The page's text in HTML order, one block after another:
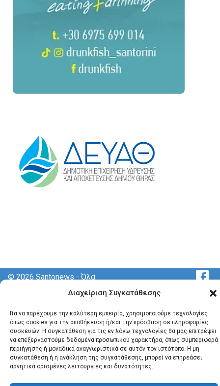
Διαχείριση Συγκατάθεσης
Για να παρέχουμε την καλύτερη εμπειρία, χρησιμοποιούμε τεχνολογίες
όπως cookies για την αποθήκευση ή/και την πρόσβαση σε πληροφορίες
συσκευών. Η συγκατάθεση για τις εν λόγω τεχνολογίες θα μας επιτρέψει
να επεξεργαστούμε δεδομένα προσωπικού χαρακτήρα, όπως συμπεριφορά
περιήγησης ή μοναδικά αναγνωριστικά σε αυτόν τον ιστότοπο. Η μη
συγκατάθεση ή η ανάκληση της συγκατάθεσης, μπορεί να επηρεάσει
αρνητικά ορισμένες λειτουργίες και δυνατότητες.
© 2026 Santonews - Όλα